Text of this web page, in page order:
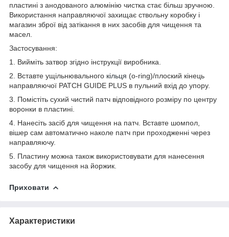
пластині з анодованого алюмінію чистка стає більш зручною.
Використання направляючої захищає ствольну коробку і
магазин зброї від затікання в них засобів для чищення та
масел.
Застосування:
1. Вийміть затвор згідно інструкції виробника.
2. Вставте ущільнювального кільця (o-ring)/плоский кінець
направляючої PATCH GUIDE PLUS в пульний вхід до упору.
3. Помістіть сухий чистий патч відповідного розміру по центру
воронки в пластині.
4. Нанесіть засіб для чищення на патч. Вставте шомпол,
вішер сам автоматично наколе патч при проходженні через
направляючу.
5. Пластину можна також використовувати для нанесення
засобу для чищення на йоржик.
Приховати
Характеристики